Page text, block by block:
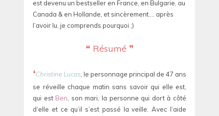
est devenu un bestseller en France, en Bulgarie, au
Canada & en Hollande, et sincèrement…. après
l’avoir lu, je comprends pourquoi ;)
❝ Résumé ❞
❛Christine Lucas, le personnage principal de 47 ans
se réveille chaque matin sans savoir qui elle est,
qui est Ben, son mari, la personne qui dort à côté
d’elle et ce qu’il s’est passé la veille. Avec l’aide